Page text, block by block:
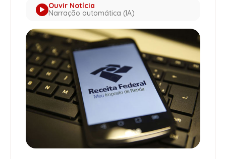
Ouvir Notícia
Narração automática (IA)